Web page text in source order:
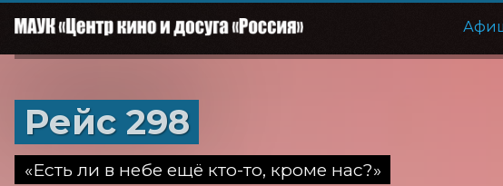
Рейс 298
«Есть ли в небе ещё кто-то, кроме нас?»